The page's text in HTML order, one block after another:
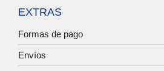
EXTRAS
Formas de pago
Envíos